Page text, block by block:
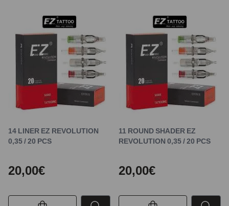
14 LINER EZ REVOLUTION
0,35 / 20 PCS
20,00€
11 ROUND SHADER EZ
REVOLUTION 0,35 / 20 PCS
20,00€